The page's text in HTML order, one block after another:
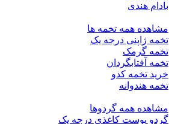
بادام هندی
مشاهده همه تخمه ها
تخمه ژاپنی درجه یک
تخمه گرمک
تخمه آفتابگردان
خرید تخمه کدو
تخمه هندوانه
مشاهده همه گردوها
گردو پوست کاغذی درجه یک